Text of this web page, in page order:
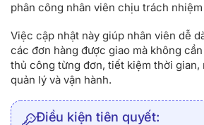
phân công nhân viên chịu trách
Việc cập nhật này giúp nhân viên dễ
các đơn hàng được giao mà không
thủ công từng đơn, tiết kiệm thời gian,
quản lý và vận hành.
Điều kiện tiên quyết: